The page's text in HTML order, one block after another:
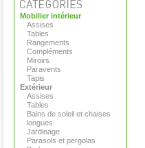
Mobilier intérieur
Assises
Tables
Rangements
Compléments
Miroirs
Paravents
Tapis
Extérieur
Assises
Tables
Bains de soleil et chaises
longues
Jardinage
Parasols et pergolas